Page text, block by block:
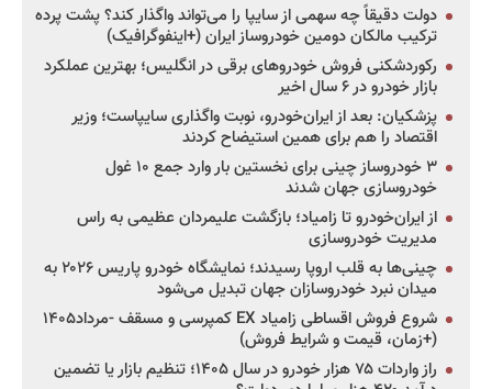
دولت دقیقاً چه سهمی از سایپا را می‌تواند واگذار کند؟ پشت پرده
ترکیب مالکان دومین خودروساز ایران (+اینفوگرافیک)
رکوردشکنی فروش خودروهای برقی در انگلیس؛ بهترین عملکرد
بازار خودرو در ۶ سال اخیر
پزشکیان: بعد از ایران‌خودرو، نوبت واگذاری سایپاست؛ وزیر
اقتصاد را هم برای همین استیضاح کردند
۳ خودروساز چینی برای نخستین بار وارد جمع ۱۰ غول
خودروسازی جهان شدند
از ایران‌خودرو تا زامیاد؛ بازگشت علیمردان عظیمی به راس
مدیریت خودروسازی
چینی‌ها به قلب اروپا رسیدند؛ نمایشگاه خودرو پاریس ۲۰۲۶ به
میدان نبرد خودروسازان جهان تبدیل می‌شود
شروع فروش اقساطی زامیاد EX کمپرسی و مسقف -مرداد۱۴۰۵
(+زمان، قیمت و شرایط فروش)
راز واردات ۷۵ هزار خودرو در سال ۱۴۰۵؛ تنظیم بازار یا تضمین